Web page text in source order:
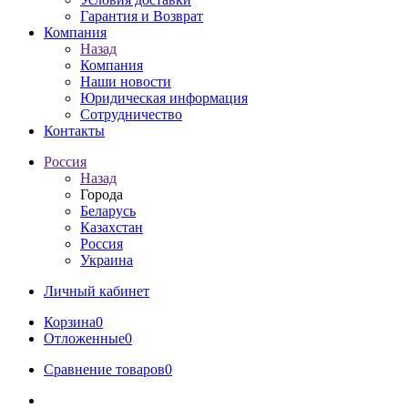
Гарантия и Возврат
Компания
Назад
Компания
Наши новости
Юридическая информация
Сотрудничество
Контакты
Россия
Назад
Города
Беларусь
Казахстан
Россия
Украина
Личный кабинет
Корзина0
Отложенные0
Сравнение товаров0